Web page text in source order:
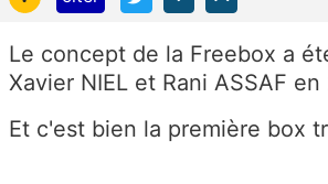
Le concept de la Freebox a
Xavier NIEL et Rani ASSAF
Et c'est bien la première box